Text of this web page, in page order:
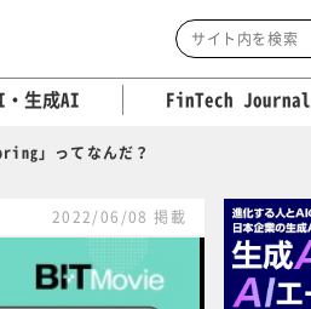
生成AI FinTech Journal
」ってなんだ？
2022/06/08 掲載